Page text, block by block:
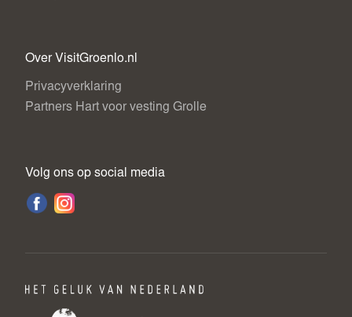
Over VisitGroenlo.nl
Privacyverklaring
Partners Hart voor vesting Grolle
Volg ons op social media